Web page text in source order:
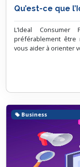
Qu’est-ce que
L’Ideal
préférablement
vous aider à orienter
Business